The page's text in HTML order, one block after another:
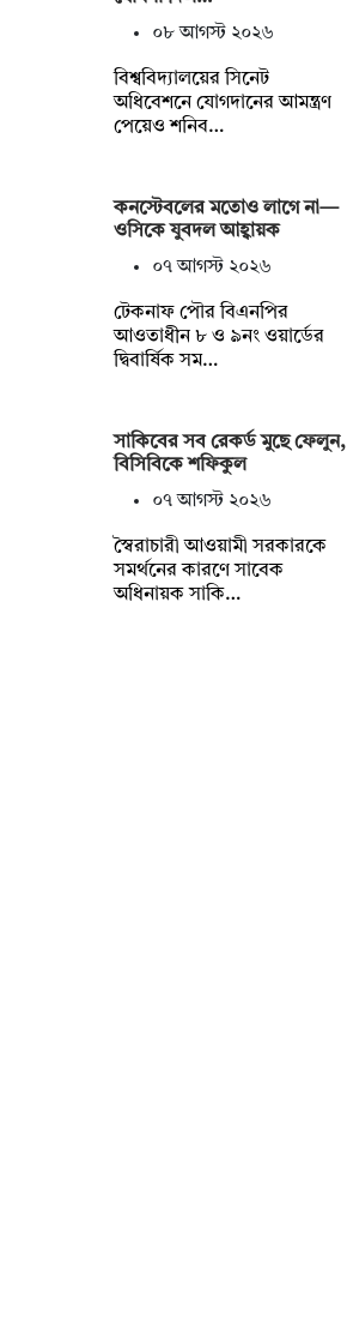
০৮ আগস্ট ২০২৬
বিশ্ববিদ্যালয়ের সিনেট
অধিবেশনে যোগদানের আমন্ত্রণ
পেয়েও শনিব…
কনস্টেবলের মতোও লাগে না—
ওসিকে যুবদল আহ্বায়ক
০৭ আগস্ট ২০২৬
টেকনাফ পৌর বিএনপির
আওতাধীন ৮ ও ৯নং ওয়ার্ডের
দ্বিবার্ষিক সম…
সাকিবের সব রেকর্ড মুছে ফেলুন,
বিসিবিকে শফিকুল
০৭ আগস্ট ২০২৬
স্বৈরাচারী আওয়ামী সরকারকে
সমর্থনের কারণে সাবেক
অধিনায়ক সাকি…